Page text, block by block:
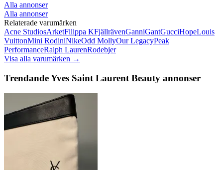
Alla annonser
Alla annonser
Relaterade varumärken
Acne StudiosArketFilippa KFjällrävenGanniGantGucciHopeLouis
VuittonMini RodiniNikeOdd MollyOur LegacyPeak
PerformanceRalph LaurenRodebjer
Visa alla varumärken →
Trendande Yves Saint Laurent Beauty annonser